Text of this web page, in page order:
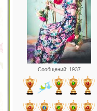
Сообщений: 1937